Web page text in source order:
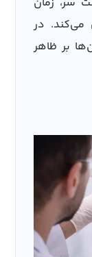
می‌کند. در
بر ظاهر